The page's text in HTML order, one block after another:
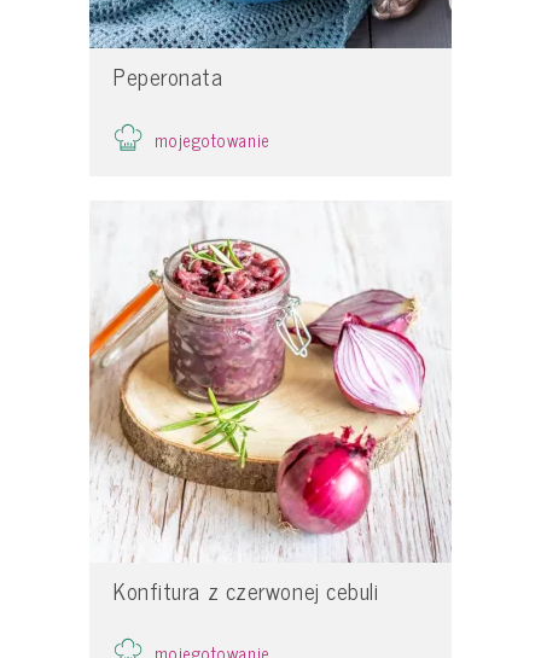
Peperonata
mojegotowanie
Konfitura z czerwonej cebuli